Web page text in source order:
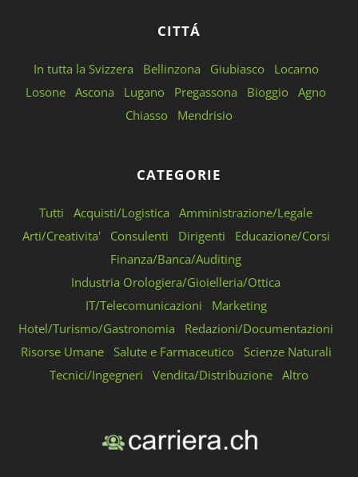
CITTÁ
In tutta la Svizzera Bellinzona Giubiasco
Locarno
Losone Ascona Lugano Pregassona Bioggio Agno
Chiasso
Mendrisio
CATEGORIE
Tutti Acquisti/Logistica
Amministrazione/Legale
Arti/Creativita'
Consulenti Dirigenti
Educazione/Corsi
Finanza/Banca/Auditing
Industria Orologiera/Gioielleria/Ottica
IT/Telecomunicazioni
Marketing
Hotel/Turismo/Gastronomia
Redazioni/Documentazioni
Risorse Umane
Salute e Farmaceutico
Scienze Naturali
Tecnici/Ingegneri
Vendita/Distribuzione Altro